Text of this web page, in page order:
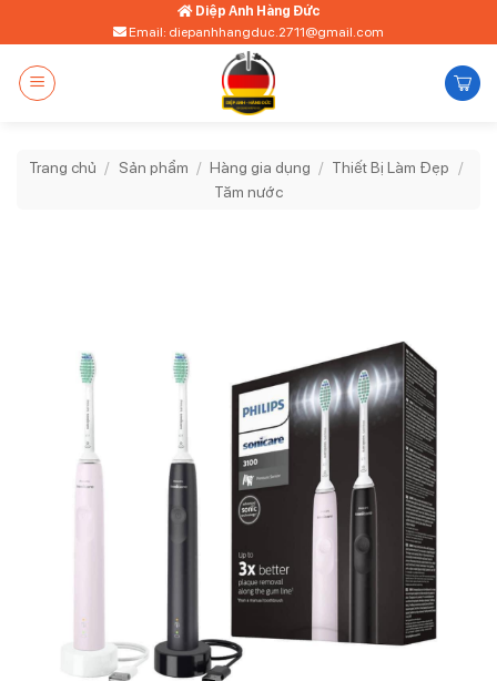
qua
dung
Diệp Anh Hàng Đức
Email: diepanhhangduc.2711@gmail.com
Trang chủ / Sản phẩm / Hàng gia dụng / Thiết Bị Làm Đẹp
/
Tăm nước